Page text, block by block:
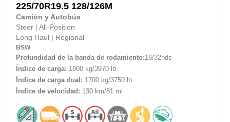
225/70R19.5 128/126M
Camión y Autobús
Steer
All-Position
Long Haul
Regional
BSW
Profundidad de la banda de rodamiento:16/32nds
Índice de carga: 1800 kg/3970 lb
Índice de carga dual: 1700 kg/3750 lb
Índice de velocidad: 130 km/81 mi